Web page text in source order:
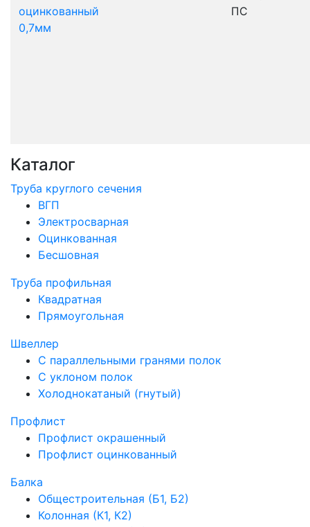
оцинкованный
0,7мм
ПС
Каталог
Труба круглого сечения
ВГП
Электросварная
Оцинкованная
Бесшовная
Труба профильная
Квадратная
Прямоугольная
Швеллер
С параллельными гранями полок
С уклоном полок
Холоднокатаный (гнутый)
Профлист
Профлист окрашенный
Профлист оцинкованный
Балка
Общестроительная (Б1, Б2)
Колонная (К1, К2)